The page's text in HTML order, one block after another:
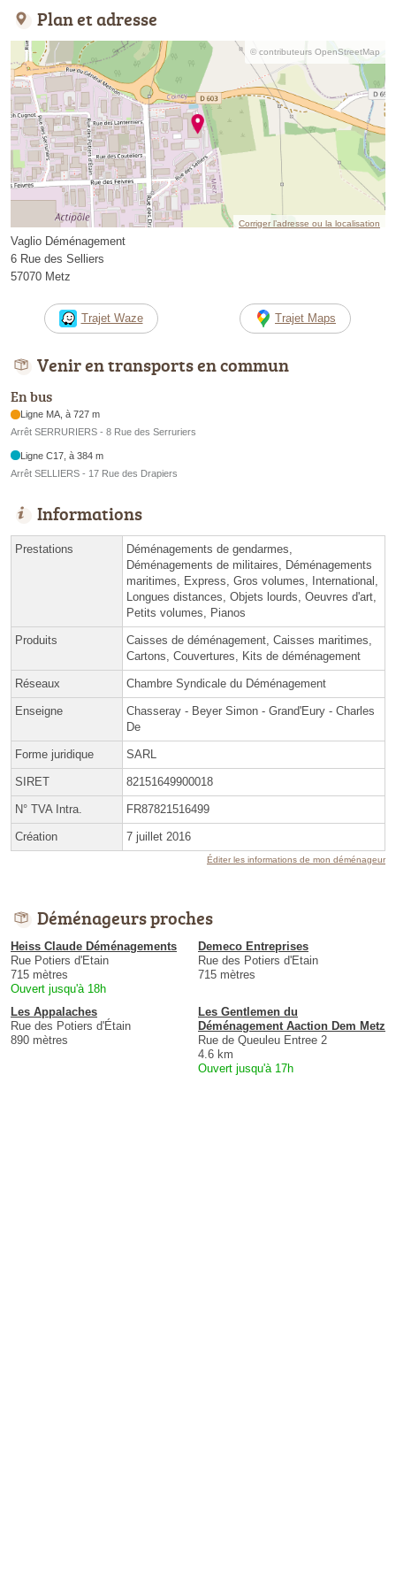
Plan et adresse
© contributeurs OpenStreetMap
Corriger l’adresse ou la localisation
Vaglio Déménagement
6 Rue des Selliers
57070 Metz
Trajet Waze Trajet Maps
Venir en transports en commun
En bus
Ligne MA, à 727 m
Arrêt SERRURIERS - 8 Rue des Serruriers
Ligne C17, à 384 m
Arrêt SELLIERS - 17 Rue des Drapiers
Informations
Prestations
Déménagements de gendarmes,
Déménagements de militaires, Déménagements
maritimes, Express, Gros volumes, International,
Longues distances, Objets lourds, Oeuvres d'art,
Petits volumes, Pianos
Produits
Caisses de déménagement, Caisses maritimes,
Cartons, Couvertures, Kits de déménagement
Réseaux Chambre Syndicale du Déménagement
Enseigne
Chasseray - Beyer Simon - Grand'Eury - Charles
De
Forme juridique SARL
SIRET 82151649900018
N° TVA Intra. FR87821516499
Création 7 juillet 2016
Éditer les informations de mon déménageur
Déménageurs proches
Heiss Claude Déménagements
Rue Potiers d'Etain
715 mètres
Ouvert jusqu'à 18h
Demeco Entreprises
Rue des Potiers d'Etain
715 mètres
Les Appalaches
Rue des Potiers d'Étain
890 mètres
Les Gentlemen du
Déménagement Aaction Dem Metz
Rue de Queuleu Entree 2
4.6 km
Ouvert jusqu'à 17h